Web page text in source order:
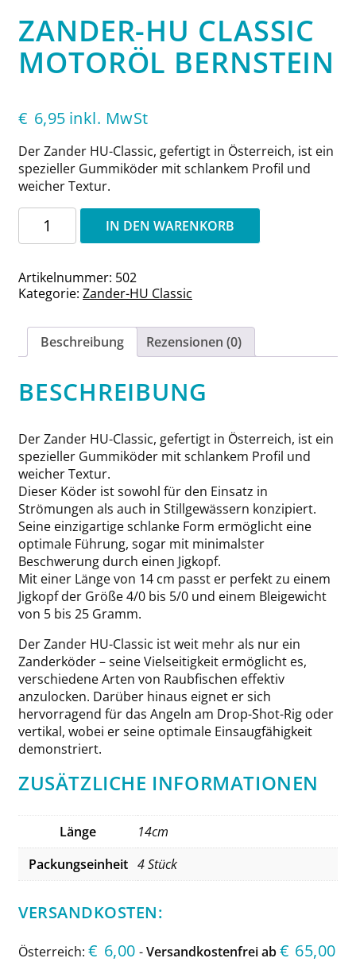
ZANDER-HU CLASSIC
MOTORÖL BERNSTEIN
€ 6,95 inkl. MwSt
Der Zander HU-Classic, gefertigt in Österreich, ist ein
spezieller Gummiköder mit schlankem Profil und
weicher Textur.
Zander-
Classic
Bernstein
Menge
IN DEN WARENKORB
Artikelnummer: 502
Kategorie: Zander-HU Classic
Beschreibung Rezensionen (0)
BESCHREIBUNG
Der Zander HU-Classic, gefertigt in Österreich, ist ein
spezieller Gummiköder mit schlankem Profil und
weicher Textur.
Dieser Köder ist sowohl für den Einsatz in
Strömungen als auch in Stillgewässern konzipiert.
Seine einzigartige schlanke Form ermöglicht eine
optimale Führung, sogar mit minimalster
Beschwerung durch einen Jigkopf.
Mit einer Länge von 14 cm passt er perfekt zu einem
Jigkopf der Größe 4/0 bis 5/0 und einem Bleigewicht
von 5 bis 25 Gramm.
Der Zander HU-Classic ist weit mehr als nur ein
Zanderköder – seine Vielseitigkeit ermöglicht es,
verschiedene Arten von Raubfischen effektiv
anzulocken. Darüber hinaus eignet er sich
hervorragend für das Angeln am Drop-Shot-Rig oder
vertikal, wobei er seine optimale Einsaugfähigkeit
demonstriert.
ZUSÄTZLICHE INFORMATIONEN
Länge
14cm
Packungseinheit 4 Stück
VERSANDKOSTEN:
Österreich: € 6,00 -Versandkostenfrei ab € 65,00